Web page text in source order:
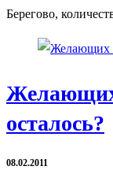
Берегово,
осталось?
08.02.2011